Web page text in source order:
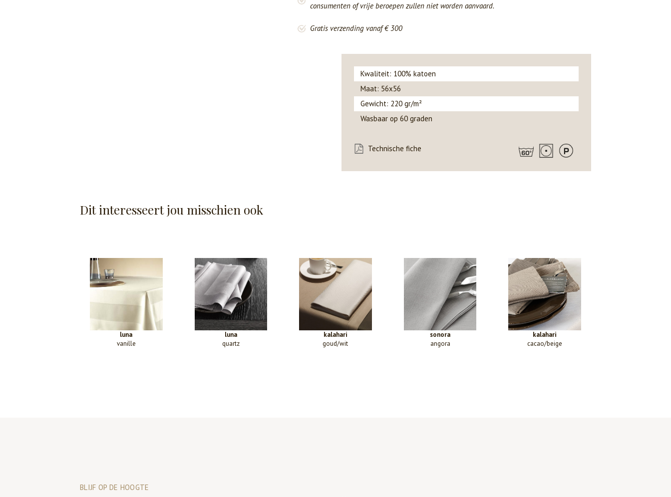
consumenten of vrije beroepen zullen niet worden aanvaard.
Gratis verzending vanaf € 300
Kwaliteit: 100% katoen
Maat: 56x56
Gewicht: 220 gr/m²
Wasbaar op 60 graden
Technische fiche
Dit interesseert jou misschien ook
luna
vanille
luna
quartz
kalahari
goud/wit
sonora
angora
kalahari
cacao/beige
BLIJF OP DE HOOGTE